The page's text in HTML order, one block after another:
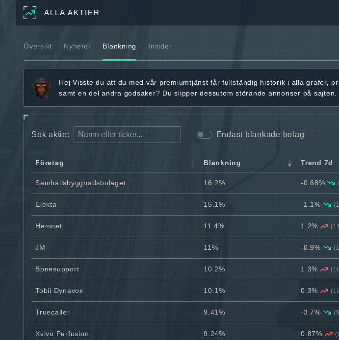
ALLA AKTIER
Översikt Nyheter Blankning Insider
Hej Visste du att du med vår premiumtjänst fårfullständig historik i alla grafer,
samt en del andra godsaker? Du slipper dessutom störande annonser på sajten.
Sök aktie: Endast blankade bolag
Företag Blankning Trend 7d
Samhällsbyggnadsbolaget 16.2% -0.68%
Elekta 15.1% -1.1%
Hemnet 11.4% 1.2%
JM 11% -0.9%
Bonesupport 10.2% 1.3%
Tobii Dynavox 10.1% 0.3%
Truecaller 9.41% -3.7%
Xvivo Perfusion 9.24% 0.87%